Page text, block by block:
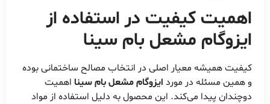
اهمیت کیفیت در استفاده از
ایزوگام مشعل بام سینا
کیفیت همیشه معیار اصلی در انتخاب مصالح ساختمانی بوده
و همین مسئله در مورد ایزوگام مشعل بام سینا اهمیت
دوچندان پیدا می‌کند. این محصول به دلیل استفاده از مواد